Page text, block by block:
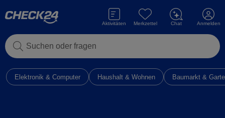
Suchen oder fragen
Aktivitäten Merkzettel Chat Anmelden
Elektronik & Computer Haushalt & Wohnen Baumarkt &